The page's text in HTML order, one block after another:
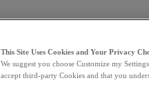
This Site Uses Cookies and Your Privacy
We suggest you choose Customize my
accept third-party Cookies and that you